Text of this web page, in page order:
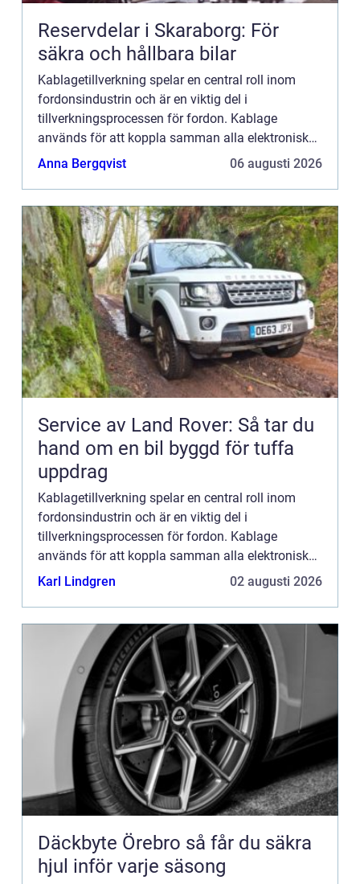
Reservdelar i Skaraborg: För
säkra och hållbara bilar
Kablagetillverkning spelar en central roll inom
fordonsindustrin och är en viktig del i
tillverkningsprocessen för fordon. Kablage
används för att koppla samman alla elektroniska
komponenter i en bil och säkerställer att...
Anna Bergqvist 06 augusti 2026
Service av Land Rover: Så tar du
hand om en bil byggd för tuffa
uppdrag
Kablagetillverkning spelar en central roll inom
fordonsindustrin och är en viktig del i
tillverkningsprocessen för fordon. Kablage
används för att koppla samman alla elektroniska
komponenter i en bil och säkerställer att...
Karl Lindgren 02 augusti 2026
Däckbyte Örebro så får du säkra
hjul inför varje säsong